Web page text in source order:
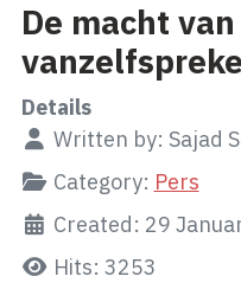
De macht van
Details
Written by: Sajad
Category: Pers
Created: 29
Hits: 3253